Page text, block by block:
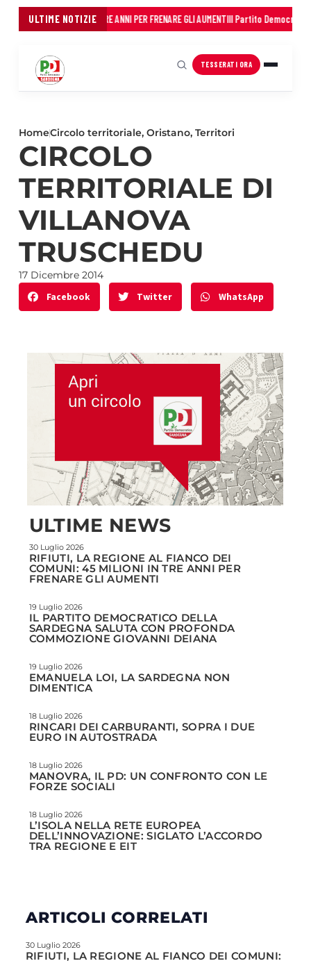
ULTIME NOTIZIE
COMUNI: 45 MILIONI IN TRE ANNI PER FRENARE GLI AUMENTIIl Partito Democratico
TESSERATI ORA
HomeCircolo territoriale, Oristano, Territori
CIRCOLO
TERRITORIALE DI
VILLANOVA
TRUSCHEDU
17 Dicembre 2014
Facebook Twitter WhatsApp
ULTIME NEWS
30 Luglio 2026
RIFIUTI, LA REGIONE AL FIANCO DEI
COMUNI: 45 MILIONI IN TRE ANNI PER
FRENARE GLI AUMENTI
19 Luglio 2026
IL PARTITO DEMOCRATICO DELLA
SARDEGNA SALUTA CON PROFONDA
COMMOZIONE GIOVANNI DEIANA
19 Luglio 2026
EMANUELA LOI, LA SARDEGNA NON
DIMENTICA
18 Luglio 2026
RINCARI DEI CARBURANTI, SOPRA I DUE
EURO IN AUTOSTRADA
18 Luglio 2026
MANOVRA, IL PD: UN CONFRONTO CON LE
FORZE SOCIALI
18 Luglio 2026
L’ISOLA NELLA RETE EUROPEA
DELL’INNOVAZIONE: SIGLATO L’ACCORDO
TRA REGIONE E EIT
ARTICOLI CORRELATI
30 Luglio 2026
RIFIUTI, LA REGIONE AL FIANCO DEI COMUNI: